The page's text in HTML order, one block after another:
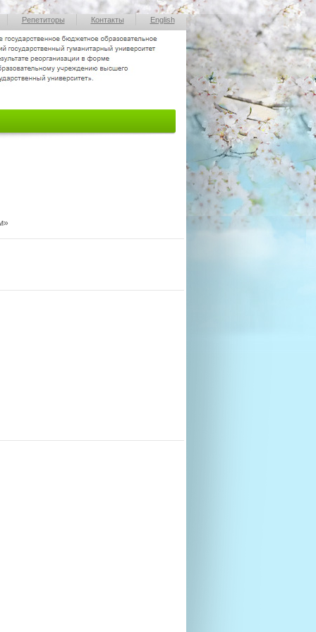
Репетиторы Контакты English